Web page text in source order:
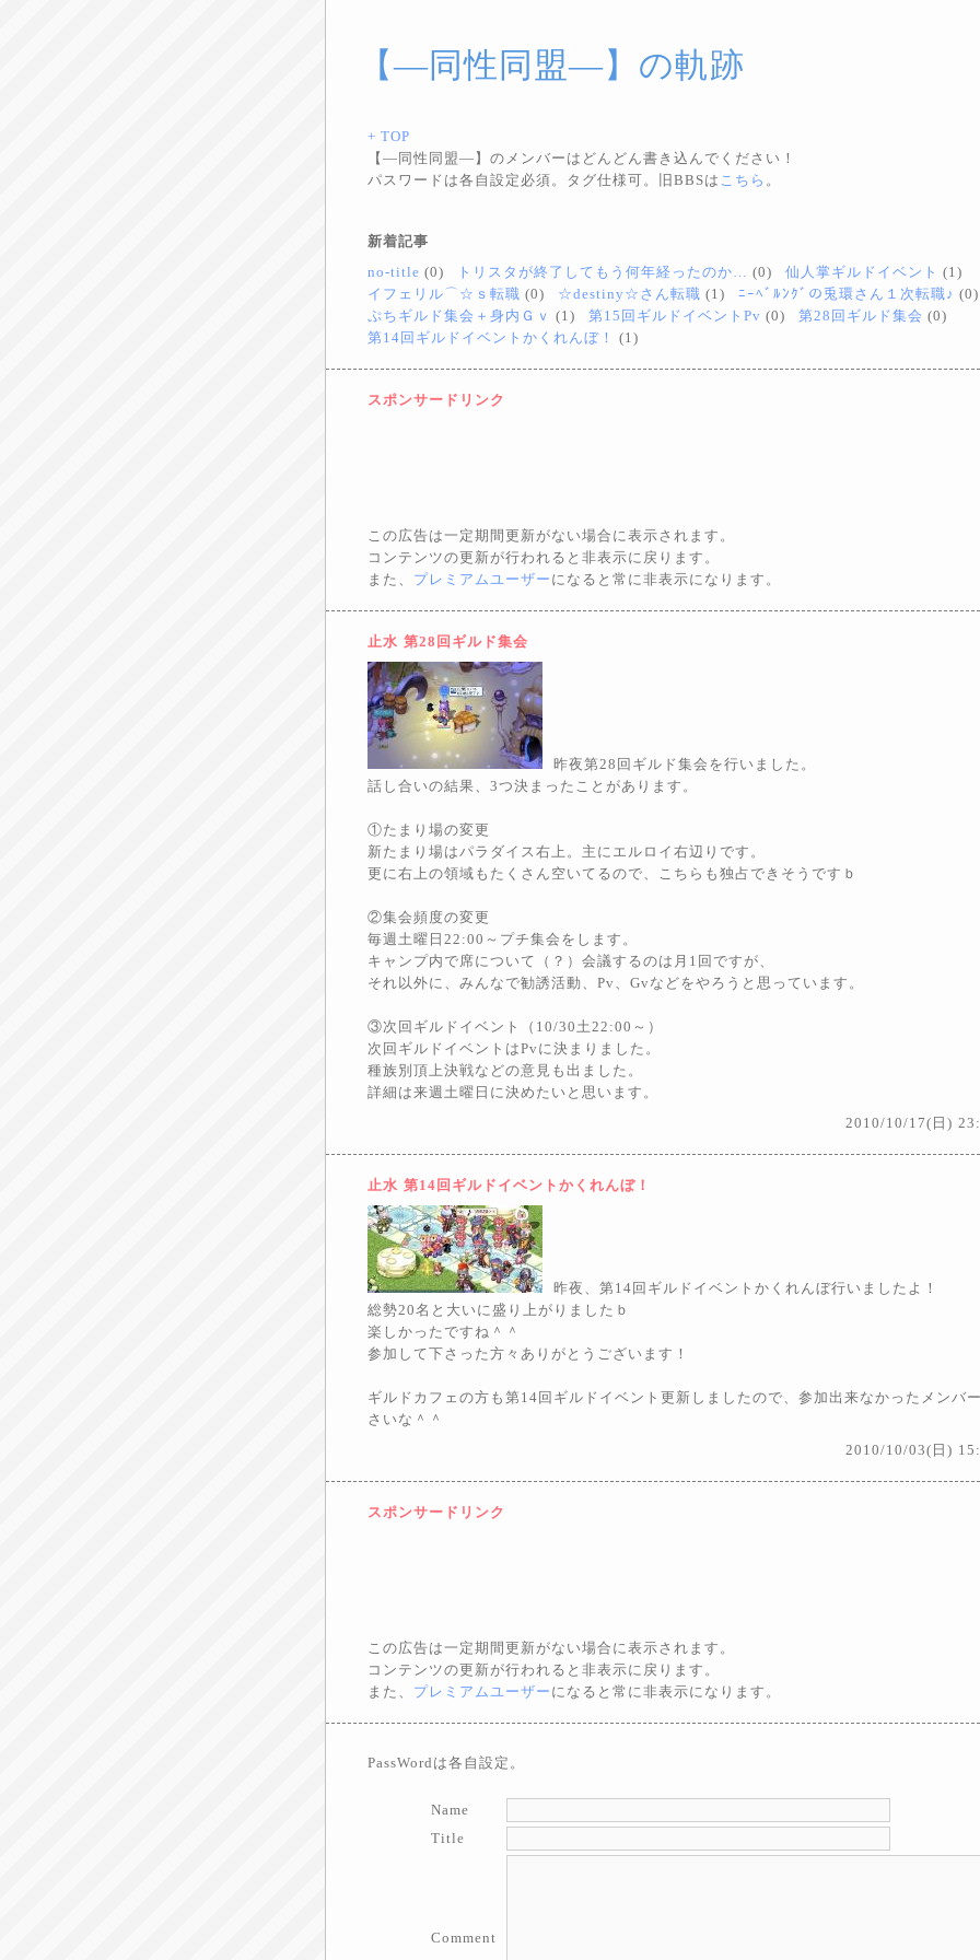
【―同性同盟―】の軌跡
+ TOP
【―同性同盟―】のメンバーはどんどん書き込んでください！
パスワードは各自設定必須。タグ仕様可。旧BBSは こちら 。
新着記事
no-title (0) トリスタが終了してもう何年経ったのか… (0) 仙人掌ギルドイベント (1)
イフェリル⌒☆ｓ転職 (0) ☆destiny☆さん転職 (1) ﾆｰﾍﾞﾙﾝｸﾞの兎環さん１次転職♪ (0)
ぷちギルド集会＋身内Ｇｖ (1) 第15回ギルドイベントPv (0) 第28回ギルド集会 (0)
第14回ギルドイベントかくれんぼ！
(1)
スポンサードリンク
この広告は一定期間更新がない場合に表示されます。
コンテンツの更新が行われると非表示に戻ります。
また、 プレミアムユーザー になると常に非表示になります。
止水 第28回ギルド集会
昨夜第28回ギルド集会を行いました。
話し合いの結果、3つ決まったことがあります。
①たまり場の変更
新たまり場はパラダイス右上。主にエルロイ右辺りです。
更に右上の領域もたくさん空いてるので、こちらも独占できそうですｂ
②集会頻度の変更
毎週土曜日22:00～プチ集会をします。
キャンプ内で席について（？）会議するのは月1回ですが、
それ以外に、みんなで勧誘活動、Pv、Gvなどをやろうと思っています。
③次回ギルドイベント（10/30土22:00～）
次回ギルドイベントはPvに決まりました。
種族別頂上決戦などの意見も出ました。
詳細は来週土曜日に決めたいと思います。
2010/10/17(日)
止水 第14回ギルドイベントかくれんぼ！
昨夜、第14回ギルドイベントかくれんぼ行いましたよ！
総勢20名と大いに盛り上がりましたｂ
楽しかったですね＾＾
参加して下さった方々ありがとうございます！
ギルドカフェの方も第14回ギルドイベント更新しましたので、参加出来なかったメンバ
さいな＾＾
2010/10/03(日)
スポンサードリンク
この広告は一定期間更新がない場合に表示されます。
コンテンツの更新が行われると非表示に戻ります。
また、 プレミアムユーザー になると常に非表示になります。
PassWordは各自設定。
Name
Title
Comment